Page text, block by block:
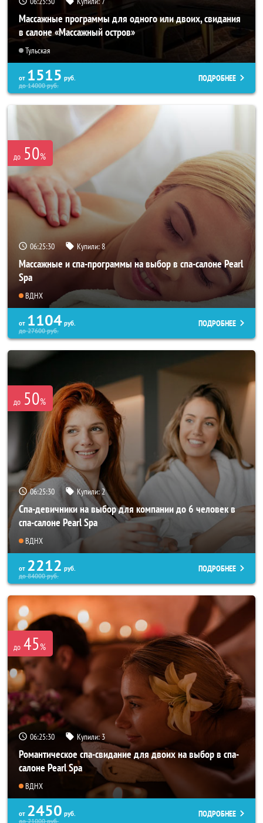
Массажные программы для одного или двоих, свидания
в салоне «Массажный остров»
Тульская
от 1515 руб.
до14000руб.
ПОДРОБНЕЕ
до 50%
06:25:26 Купили:8
Массажные и спа-программы на выбор в спа-салоне Pearl
Spa
ВДНХ
от 1104 руб.
до27600руб.
ПОДРОБНЕЕ
до 50%
06:25:26 Купили:2
Спа-девичники на выбор для компании до 6 человек в
спа-салоне Pearl Spa
ВДНХ
от 2212 руб.
до84000руб.
ПОДРОБНЕЕ
до 45%
06:25:26 Купили:3
Романтическое спа-свидание для двоих на выбор в спа-
салоне Pearl Spa
ВДНХ
от 2450 руб.
до21000руб.
ПОДРОБНЕЕ